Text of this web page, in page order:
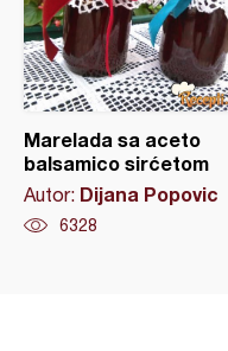
Marelada sa aceto
balsamico sirćetom
Autor: Dijana Popovic
6328